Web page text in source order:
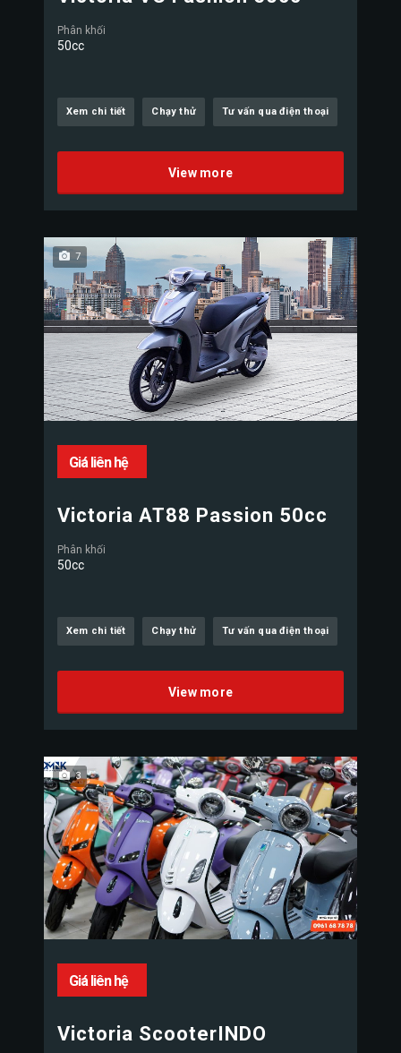
Phân khối
50cc
Xem chi tiết Chạy thử Tư vấn qua điện thoại
View more
7
Giá liên hệ
Victoria AT88 Passion 50cc
Phân khối
50cc
Xem chi tiết Chạy thử Tư vấn qua điện thoại
View more
3
Giá liên hệ
Victoria ScooterINDO